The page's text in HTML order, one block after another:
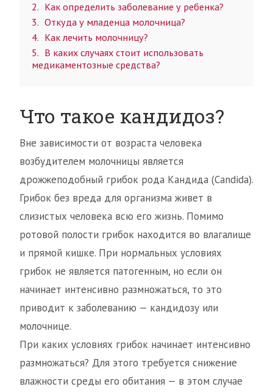
2
Как определить заболевание у ребенка?
3
Откуда у младенца молочница?
4
Как лечить молочницу?
5
В каких случаях стоит использовать
медикаментозные средства?
Что такое кандидоз?
Вне зависимости от возраста человека
возбудителем молочницы является
дрожжеподобный грибок рода Кандида (Candida).
Грибок без вреда для организма живет в
слизистых человека всю его жизнь. Помимо
ротовой полости грибок находится во влагалище
и прямой кишке. При нормальных условиях
грибок не является патогенным, но если он
начинает интенсивно размножаться, то это
приводит к заболеванию — кандидозу или
молочнице.
При каких условиях грибок начинает интенсивно
размножаться? Для этого требуется снижение
влажности среды его обитания — в этом случае